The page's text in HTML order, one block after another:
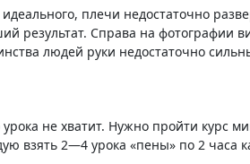
плечи недостаточно
результат. Справа на фотографии
людей руки недостаточно
не хватит. Нужно пройти курс
взять 2—4 урока «пены» по 2